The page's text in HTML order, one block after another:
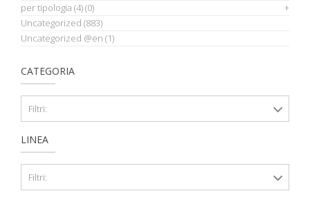
per tipologia (4)(0)
Uncategorized (883)
Uncategorized @en (1)
CATEGORIA
Filtri:
LINEA
Filtri: